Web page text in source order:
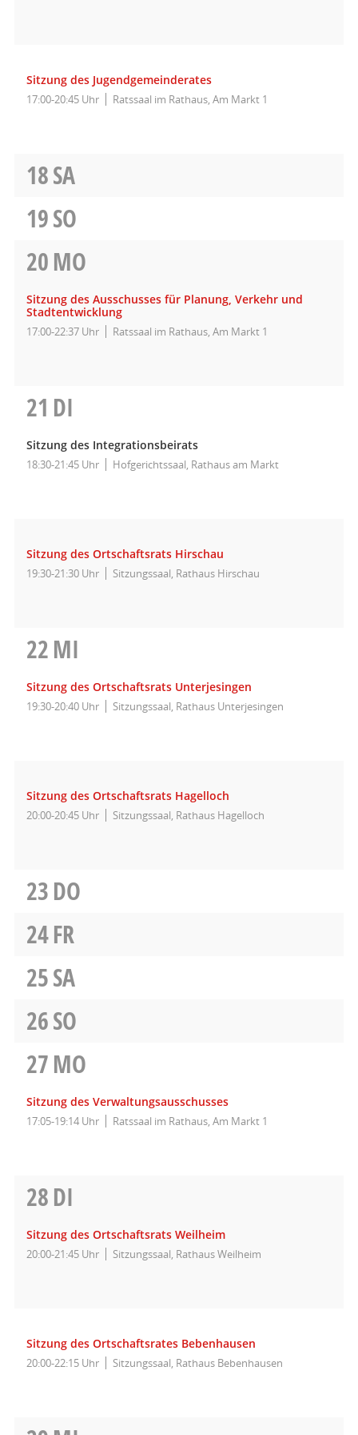
Sitzung des Jugendgemeinderates
17:00-20:45 Uhr Ratssaal im Rathaus, Am Markt 1
18SA
19SO
20MO
Sitzung des Ausschusses für Planung, Verkehr und
Stadtentwicklung
17:00-22:37 Uhr Ratssaal im Rathaus, Am Markt 1
21 DI
Sitzung des Integrationsbeirats
18:30-21:45 Uhr Hofgerichtssaal, Rathaus am Markt
Sitzung des Ortschaftsrats Hirschau
19:30-21:30 Uhr Sitzungssaal, Rathaus Hirschau
22MI
Sitzung des Ortschaftsrats Unterjesingen
19:30-20:40 Uhr Sitzungssaal, Rathaus Unterjesingen
Sitzung des Ortschaftsrats Hagelloch
20:00-20:45 Uhr Sitzungssaal, Rathaus Hagelloch
23DO
24FR
25SA
26SO
27MO
Sitzung des Verwaltungsausschusses
17:05-19:14 Uhr Ratssaal im Rathaus, Am Markt 1
28DI
Sitzung des Ortschaftsrats Weilheim
20:00-21:45 Uhr Sitzungssaal, Rathaus Weilheim
Sitzung des Ortschaftsrates Bebenhausen
20:00-22:15 Uhr Sitzungssaal, Rathaus Bebenhausen